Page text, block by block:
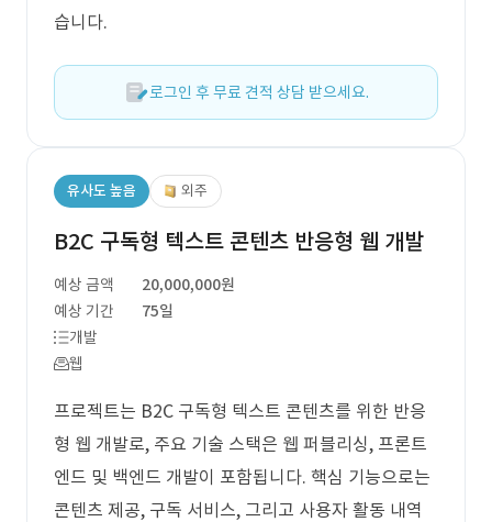
습니다.
로그인 후 무료 견적 상담 받으세요.
유사도 높음 외주
B2C 구독형 텍스트 콘텐츠 반응형 웹 개발
예상 금액
20,000,000원
예상 기간
75일
개발
웹
프로젝트는 B2C 구독형 텍스트 콘텐츠를 위한 반응
형 웹 개발로, 주요 기술 스택은 웹 퍼블리싱, 프론트
엔드 및 백엔드 개발이 포함됩니다. 핵심 기능으로는
콘텐츠 제공, 구독 서비스, 그리고 사용자 활동 내역